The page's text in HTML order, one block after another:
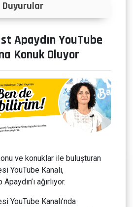
Duyurular
Apaydın YouTube
Konuk Oluyor
ve konuklar ile buluşturan
YouTube Kanalı,
ağırlıyor.
YouTube Kanalı’nda